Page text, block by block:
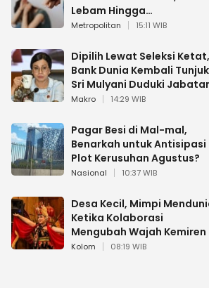
Lebam Hingga
Diselamatkan Polantas
Metropolitan 15:11 WIB
Dipilih Lewat Seleksi Ketat,
Bank Dunia Kembali Tunjuk
Sri Mulyani Duduki
Strategis
Makro 14:29 WIB
Pagar Besi di Mal-mal,
Benarkah untuk Antisipasi
Plot Kerusuhan Agustus?
Nasional 10:37 WIB
Desa Kecil, Mimpi
Ketika Kolaborasi
Mengubah Wajah Kemiren
Kolom 08:19 WIB